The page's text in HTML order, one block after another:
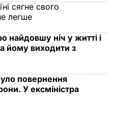
сягне свого
легше
найдовшу ніч у житті і
йому виходити з
повернення
У ексміністра